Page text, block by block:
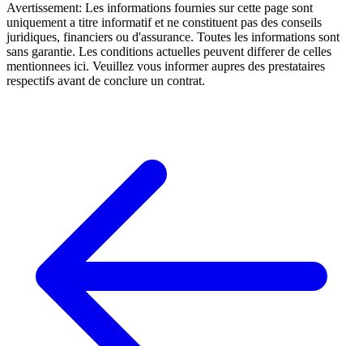
Avertissement: Les informations fournies sur cette page sont
uniquement a titre informatif et ne constituent pas des conseils
juridiques, financiers ou d'assurance. Toutes les informations sont
sans garantie. Les conditions actuelles peuvent differer de celles
mentionnees ici. Veuillez vous informer aupres des prestataires
respectifs avant de conclure un contrat.